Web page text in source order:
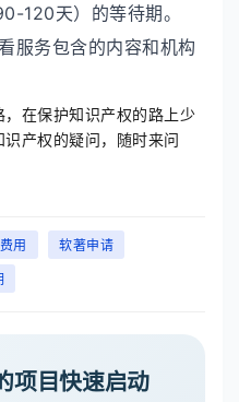
120天）的等待期。
服务包含的内容和机构
在保护知识产权的路上少
产权的疑问，随时来问
用
软著申请
项目快速启动